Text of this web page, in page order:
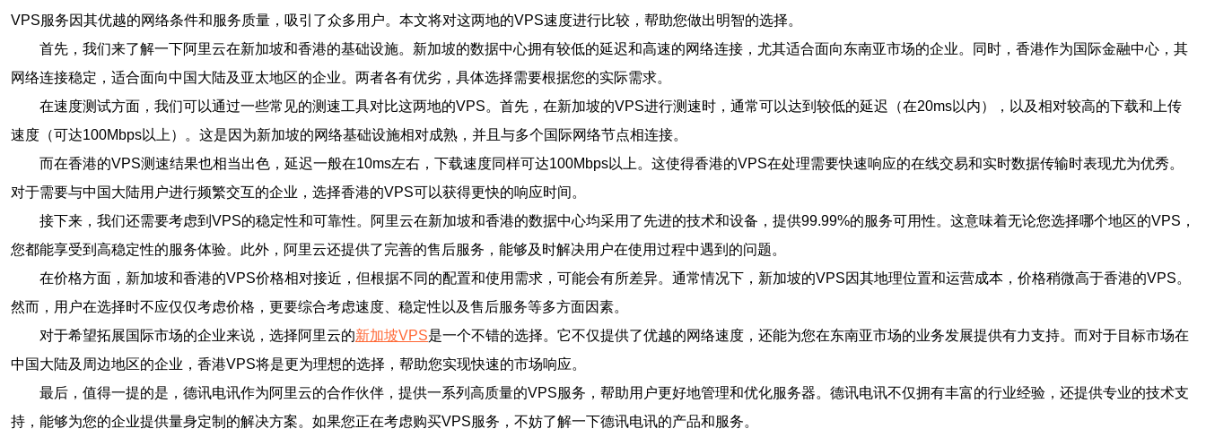
VPS服务因其优越的网络条件和服务质量，吸引了众多用户。本文将对这两地的VPS速度进行比较，帮助您做出明智的选择。
首先，我们来了解一下阿里云在新加坡和香港的基础设施。新加坡的数据中心拥有较低的延迟和高速的网络连接，尤其适合面向东南亚市场的企业。同时，香港作为国际金融中心，其
网络连接稳定，适合面向中国大陆及亚太地区的企业。两者各有优劣，具体选择需要根据您的实际需求。
在速度测试方面，我们可以通过一些常见的测速工具对比这两地的VPS。首先，在新加坡的VPS进行测速时，通常可以达到较低的延迟（在20ms以内），以及相对较高的下载和上传
速度（可达100Mbps以上）。这是因为新加坡的网络基础设施相对成熟，并且与多个国际网络节点相连接。
而在香港的VPS测速结果也相当出色，延迟一般在10ms左右，下载速度同样可达100Mbps以上。这使得香港的VPS在处理需要快速响应的在线交易和实时数据传输时表现尤为优秀。
对于需要与中国大陆用户进行频繁交互的企业，选择香港的VPS可以获得更快的响应时间。
接下来，我们还需要考虑到VPS的稳定性和可靠性。阿里云在新加坡和香港的数据中心均采用了先进的技术和设备，提供99.99%的服务可用性。这意味着无论您选择哪个地区的VPS，
您都能享受到高稳定性的服务体验。此外，阿里云还提供了完善的售后服务，能够及时解决用户在使用过程中遇到的问题。
在价格方面，新加坡和香港的VPS价格相对接近，但根据不同的配置和使用需求，可能会有所差异。通常情况下，新加坡的VPS因其地理位置和运营成本，价格稍微高于香港的VPS。
然而，用户在选择时不应仅仅考虑价格，更要综合考虑速度、稳定性以及售后服务等多方面因素。
对于希望拓展国际市场的企业来说，选择阿里云的新加坡VPS是一个不错的选择。它不仅提供了优越的网络速度，还能为您在东南亚市场的业务发展提供有力支持。而对于目标市场在
中国大陆及周边地区的企业，香港VPS将是更为理想的选择，帮助您实现快速的市场响应。
最后，值得一提的是，德讯电讯作为阿里云的合作伙伴，提供一系列高质量的VPS服务，帮助用户更好地管理和优化服务器。德讯电讯不仅拥有丰富的行业经验，还提供专业的技术支
持，能够为您的企业提供量身定制的解决方案。如果您正在考虑购买VPS服务，不妨了解一下德讯电讯的产品和服务。